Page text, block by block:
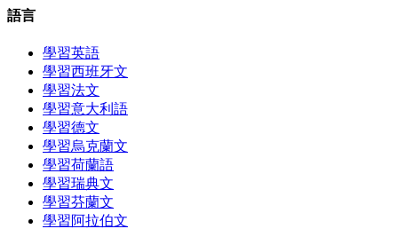
語言
學習英語
學習西班牙文
學習法文
學習意大利語
學習德文
學習烏克蘭文
學習荷蘭語
學習瑞典文
學習芬蘭文
學習阿拉伯文